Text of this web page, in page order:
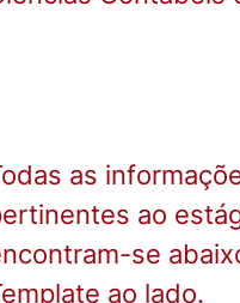
as
ao
se
ao lado.